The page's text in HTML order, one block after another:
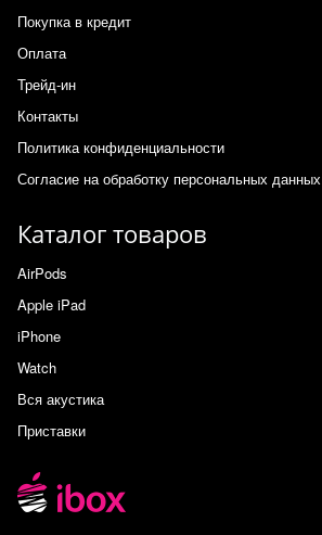
Покупка в кредит
Оплата
Трейд-ин
Контакты
Политика конфиденциальности
Согласие на обработку персональных данных
Каталог товаров
AirPods
Apple iPad
iPhone
Watch
Вся акустика
Приставки